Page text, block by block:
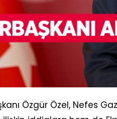
Özgür Özel, Nefes